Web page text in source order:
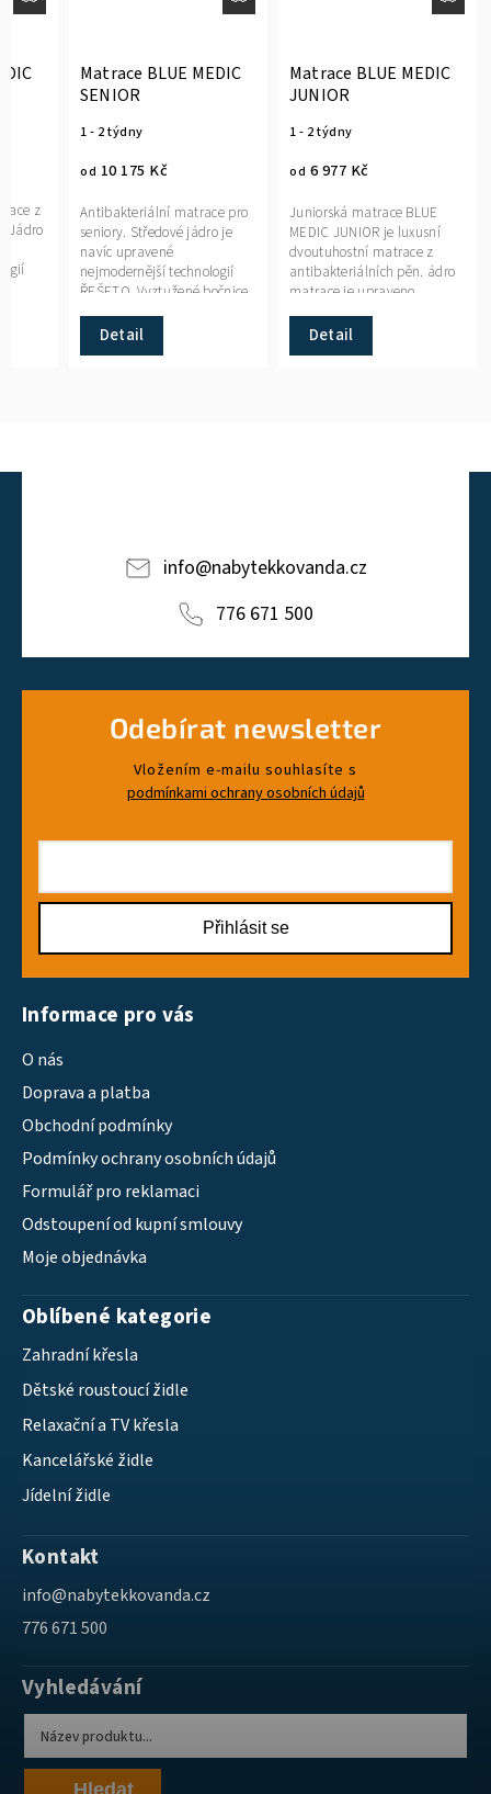
z
Jádro
Matrace BLUE MEDIC
SENIOR
1 - 2 týdny
od 10 175 Kč
Detail
Antibakteriální matrace pro
seniory. Středové jádro je
navíc upravené
nejmodernější technologií
ŘEŠETO. Vyztužené bočnice
zpevňují hrany matrace a
slouží pro komfortnější...
Matrace BLUE MEDIC
JUNIOR
1 - 2 týdny
od 6 977 Kč
Detail
Juniorská matrace BLUE
MEDIC JUNIOR je luxusní
dvoutuhostní matrace z
antibakteriálních pěn. ádro
matrace je upraveno
nejmodernější technologií
ŘEŠETO, která zvyšuje
prodyšnost,...
info@nabytekkovanda.cz
776 671 500
Odebírat newsletter
Vložením e-mailu souhlasíte s
podmínkami ochrany osobních údajů
Přihlásit se
Informace pro vás
O nás
Doprava a platba
Obchodní podmínky
Podmínky ochrany osobních údajů
Formulář pro reklamaci
Odstoupení od kupní smlouvy
Moje objednávka
Oblíbené kategorie
Zahradní křesla
Dětské roustoucí židle
Relaxační a TV křesla
Kancelářské židle
Jídelní židle
Kontakt
info@nabytekkovanda.cz
776 671 500
Vyhledávání